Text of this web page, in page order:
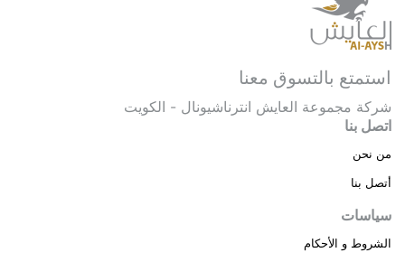
استمتع بالتسوق معنا
شركة مجموعة العايش انترناشيونال - الكويت
اتصل بنا
من نحن
أتصل بنا
سياسات
الشروط و الأحكام